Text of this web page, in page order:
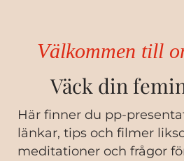
Välkommen till
Väck din
Här finner du pp-
länkar, tips och filmer
meditationer och frågor